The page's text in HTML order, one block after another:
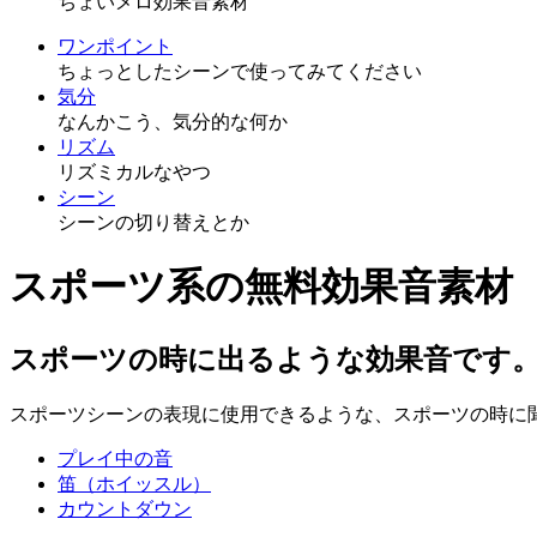
ワンポイント
ちょっとしたシーンで使ってみてください
気分
なんかこう、気分的な何か
リズム
リズミカルなやつ
シーン
シーンの切り替えとか
スポーツ系の無料効果音素材
スポーツの時に出るような効果音です。
スポーツシーンの表現に使用できるような、スポーツの時に
プレイ中の音
笛（ホイッスル）
カウントダウン